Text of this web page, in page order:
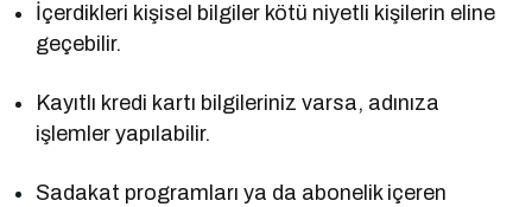
İçerdikleri kişisel bilgiler kötü niyetli kişilerin eline
geçebilir.
Kayıtlı kredi kartı bilgileriniz varsa, adınıza
işlemler yapılabilir.
Sadakat programları ya da abonelik içeren